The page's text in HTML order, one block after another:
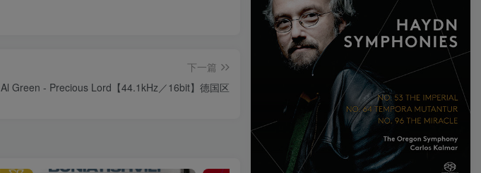
下一篇
Al Green - Precious Lord【44.1kHz／16bit】德国区